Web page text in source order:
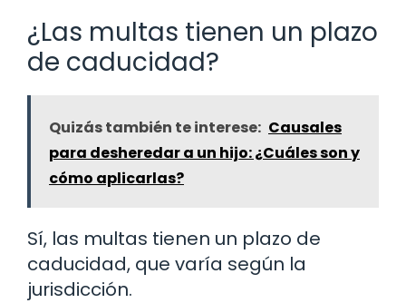
¿Las multas tienen un plazo
de caducidad?
Quizás también te interese: Causales
para desheredar a un hijo: ¿Cuáles son y
cómo aplicarlas?
Sí, las multas tienen un plazo de
caducidad, que varía según la
jurisdicción.